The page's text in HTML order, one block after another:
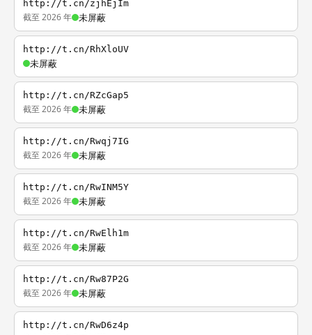
http://t.cn/zjhEjIm
截至 2026 年 未屏蔽
http://t.cn/RhXloUV
未屏蔽
http://t.cn/RZcGap5
截至 2026 年 未屏蔽
http://t.cn/Rwqj7IG
截至 2026 年 未屏蔽
http://t.cn/RwINM5Y
截至 2026 年 未屏蔽
http://t.cn/RwElh1m
截至 2026 年 未屏蔽
http://t.cn/Rw87P2G
截至 2026 年 未屏蔽
http://t.cn/RwD6z4p